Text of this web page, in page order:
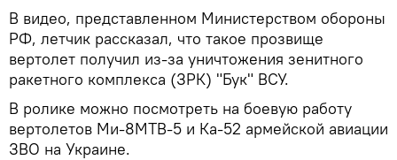
В видео, представленном Министерством обороны
РФ, летчик рассказал, что такое прозвище
вертолет получил из-за уничтожения зенитного
ракетного комплекса (ЗРК) "Бук" ВСУ.
В ролике можно посмотреть на боевую работу
вертолетов Ми-8МТВ-5 и Ка-52 армейской авиации
ЗВО на Украине.